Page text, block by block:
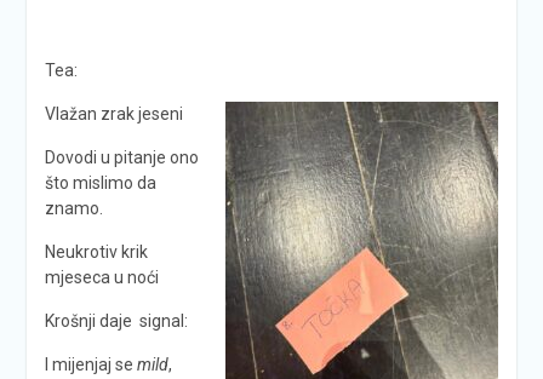
Tea:
Vlažan zrak jeseni
Dovodi u pitanje ono
što mislimo da
znamo.
Neukrotiv krik
mjeseca u noći
Krošnji daje signal:
I mijenjaj se mild,